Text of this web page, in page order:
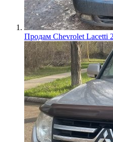
Продам Chevrolet Lacetti